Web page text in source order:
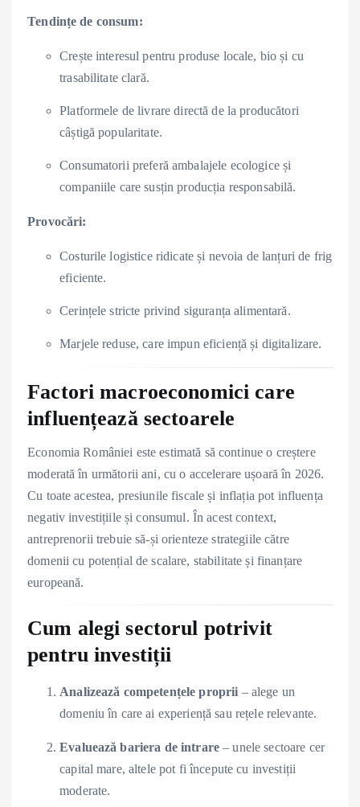
Tendințe de consum:
Crește interesul pentru produse locale, bio și cu
trasabilitate clară.
Platformele de livrare directă de la producători
câștigă popularitate.
Consumatorii preferă ambalajele ecologice și
companiile care susțin producția responsabilă.
Provocări:
Costurile logistice ridicate și nevoia de lanțuri de frig
eficiente.
Cerințele stricte privind siguranța alimentară.
Marjele reduse, care impun eficiență și digitalizare.
Factori macroeconomici care
influențează sectoarele
Economia României este estimată să continue o creștere
moderată în următorii ani, cu o accelerare ușoară în 2026.
Cu toate acestea, presiunile fiscale și inflația pot influența
negativ investițiile și consumul. În acest context,
antreprenorii trebuie să-și orienteze strategiile către
domenii cu potențial de scalare, stabilitate și finanțare
europeană.
Cum alegi sectorul potrivit
pentru investiții
Analizează competențele proprii – alege un
domeniu în care ai experiență sau rețele relevante.
Evaluează bariera de intrare – unele sectoare cer
capital mare, altele pot fi începute cu investiții
moderate.